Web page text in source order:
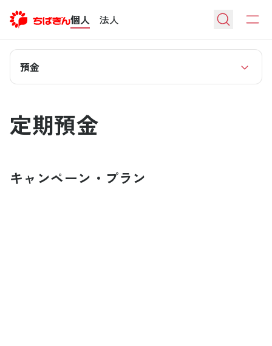
個人 法人
預金
定期預金
キャンペーン・プラン